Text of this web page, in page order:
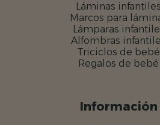
Láminas infantiles
Marcos para
Lámparas
Alfombras
Triciclos de bebé
Regalos de bebé
Información